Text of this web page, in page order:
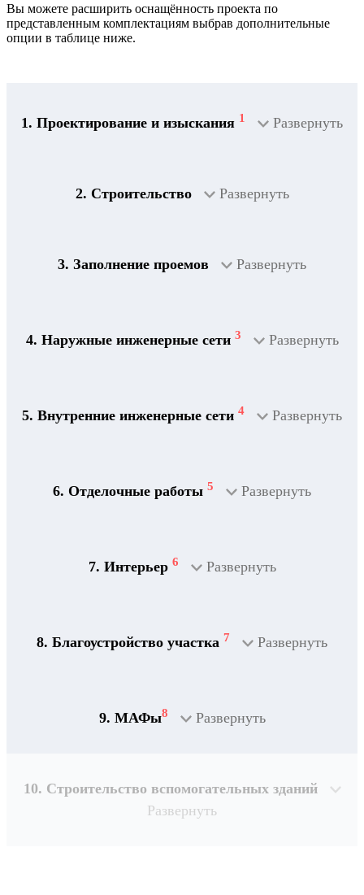
Вы можете расширить оснащённость проекта по
представленным комплектациям выбрав дополнительные
опции в таблице ниже.
1. Проектирование и изыскания 1 Развернуть
2. Строительство Развернуть
3. Заполнение проемов Развернуть
4. Наружные инженерные сети 3 Развернуть
5. Внутренние инженерные сети 4 Развернуть
6. Отделочные работы 5 Развернуть
7. Интерьер 6 Развернуть
8. Благоустройство участка 7 Развернуть
9. МАФы8 Развернуть
10. Строительство вспомогательных зданий
Развернуть